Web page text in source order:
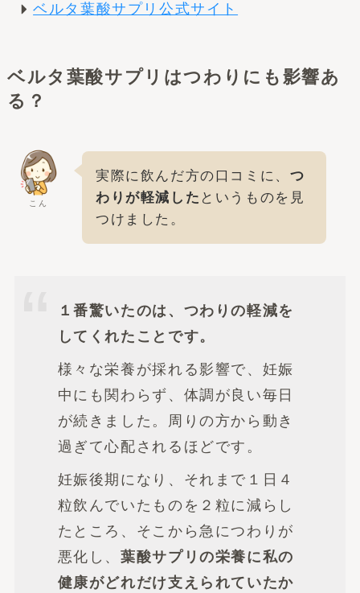
ベルタ葉酸サプリ公式サイト
ベルタ葉酸サプリはつわりにも影響あ
る？
こん
実際に飲んだ方の口コミに、 つ
わりが軽減した というものを見
つけました。
１番驚いたのは、つわりの軽減を
してくれたことです。
様々な栄養が採れる影響で、妊娠
中にも関わらず、体調が良い毎日
が続きました。周りの方から動き
過ぎて心配されるほどです。
妊娠後期になり、それまで１日４
粒飲んでいたものを２粒に減らし
たところ、そこから急につわりが
悪化し、葉酸サプリの栄養に私の
健康がどれだけ支えられていたか